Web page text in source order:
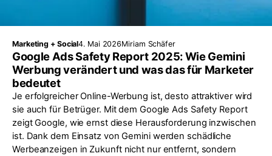
Marketing + Social4. Mai 2026Miriam Schäfer
Google Ads Safety Report 2025: Wie Gemini
Werbung verändert und was das für Marketer
bedeutet
Je erfolgreicher Online-Werbung ist, desto attraktiver wird
sie auch für Betrüger. Mit dem Google Ads Safety Report
zeigt Google, wie ernst diese Herausforderung inzwischen
ist. Dank dem Einsatz von Gemini werden schädliche
Werbeanzeigen in Zukunft nicht nur entfernt, sondern